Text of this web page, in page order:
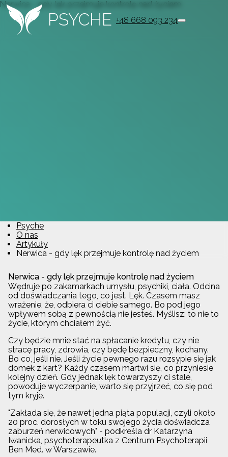
PSYCHE +48 668 093 234
Nerwica - gdy lęk przejmuje kontrolę nad życiem
Psyche
O nas
Artykuły
Nerwica - gdy lęk przejmuje kontrolę nad życiem
Nerwica - gdy lęk przejmuje kontrolę nad życiem
Wędruje po zakamarkach umysłu, psychiki, ciała. Odcina
od doświadczania tego, co jest. Lęk. Czasem masz
wrażenie, że, odbiera ci ciebie samego. Bo pod jego
wpływem sobą z pewnością nie jesteś. Myślisz: to nie to
życie, którym chciałem żyć.
Czy będzie mnie stać na spłacanie kredytu, czy nie
stracę pracy, zdrowia, czy będę bezpieczny, kochany.
Bo co, jeśli nie. Jeśli życie pewnego razu rozsypie się jak
domek z kart? Każdy czasem martwi się, co przyniesie
kolejny dzień. Gdy jednak lęk towarzyszy ci stale,
powoduje wyczerpanie, warto się przyjrzeć, co się pod
tym kryje.
"Zakłada się, że nawet jedna piąta populacji, czyli około
20 proc. dorosłych w toku swojego życia doświadcza
zaburzeń nerwicowych" - podkreśla dr Katarzyna
Iwanicka, psychoterapeutka z Centrum Psychoterapii
Ben Med. w Warszawie.